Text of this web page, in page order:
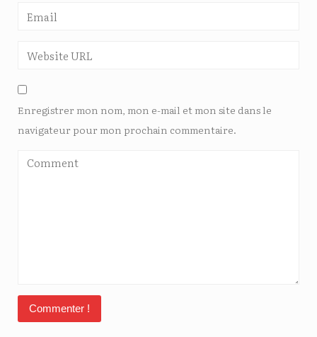
Enregistrer mon nom, mon e-mail et mon site dans le
navigateur pour mon prochain commentaire.